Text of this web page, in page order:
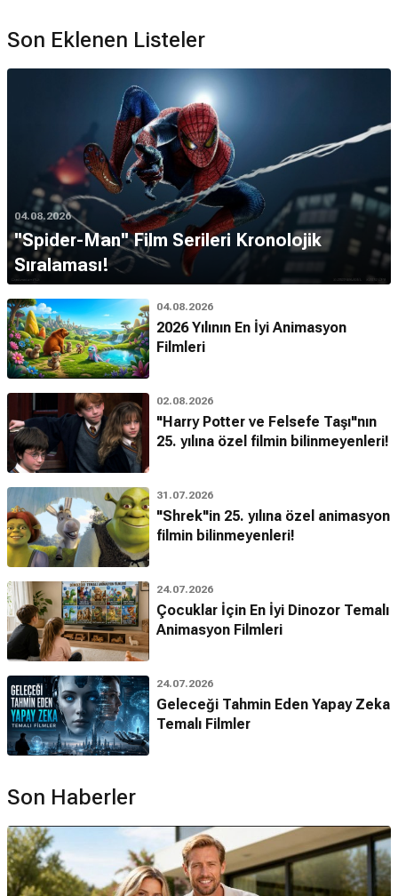
Son Eklenen Listeler
04.08.2026
''Spider-Man'' Film Serileri Kronolojik
Sıralaması!
04.08.2026
2026 Yılının En İyi Animasyon
Filmleri
02.08.2026
"Harry Potter ve Felsefe Taşı"nın
25. yılına özel filmin bilinmeyenleri!
31.07.2026
"Shrek"in 25. yılına özel animasyon
filmin bilinmeyenleri!
24.07.2026
Çocuklar İçin En İyi Dinozor Temalı
Animasyon Filmleri
24.07.2026
Geleceği Tahmin Eden Yapay Zeka
Temalı Filmler
Son Haberler